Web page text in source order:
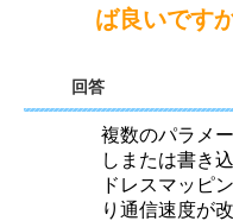
ば良いですか
回答
複数のパラメ
しまたは書き
ドレスマッピ
り通信速度が